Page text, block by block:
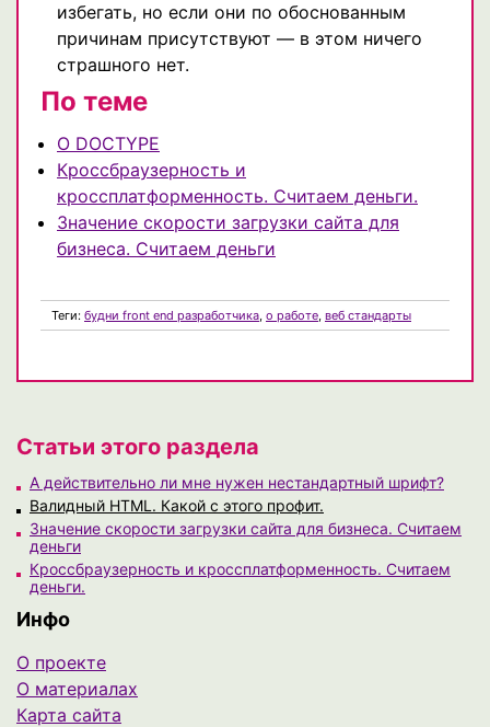
избегать, но если они по обоснованным
причинам присутствуют — в этом ничего
страшного нет.
По теме
О DOCTYPE
Кроссбраузерность и
кроссплатформенность. Считаем деньги.
Значение скорости загрузки сайта для
бизнеса. Считаем деньги
Теги: будни front end разработчика, о работе, веб стандарты
Статьи этого раздела
А действительно ли мне нужен нестандартный шрифт?
Валидный HTML. Какой с этого профит.
Значение скорости загрузки сайта для бизнеса. Считаем
деньги
Кроссбраузерность и кроссплатформенность. Считаем
деньги.
Инфо
О проекте
О материалах
Карта сайта